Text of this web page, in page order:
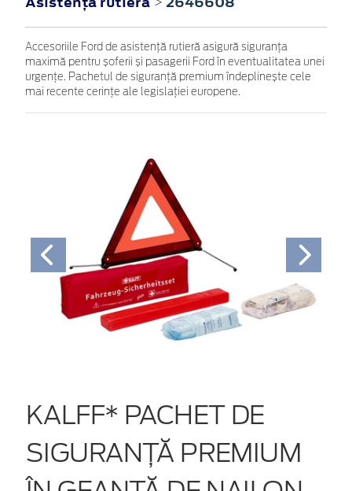
>
Accesoriile Ford de asistență rutieră asigură siguranța
maximă pentru șoferii și pasagerii Ford în eventualitatea unei
urgențe. Pachetul de siguranță premium îndeplinește cele
mai recente cerințe ale legislației europene.
KALFF* PACHET DE
SIGURANŢĂ PREMIUM